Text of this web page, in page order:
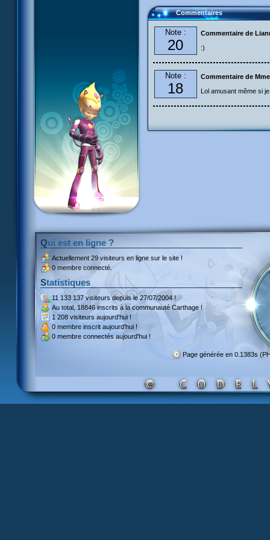
Commentaires
Note :
20
Commentaire de
:)
Note :
18
Commentaire de
Lol amusant même si
Qui est en ligne ?
Actuellement 29 visiteurs en ligne sur le site !
0 membre connecté.
Statistiques
11 133 137 visiteursdepuis le 27/07/2004 !
Au total, 18846 inscritsà la communauté Carthage !
1 208 visiteurs aujourd'hui !
0 membre inscrit aujourd'hui !
0 membre connectés aujourd'hui !
Page générée en 0.1383s